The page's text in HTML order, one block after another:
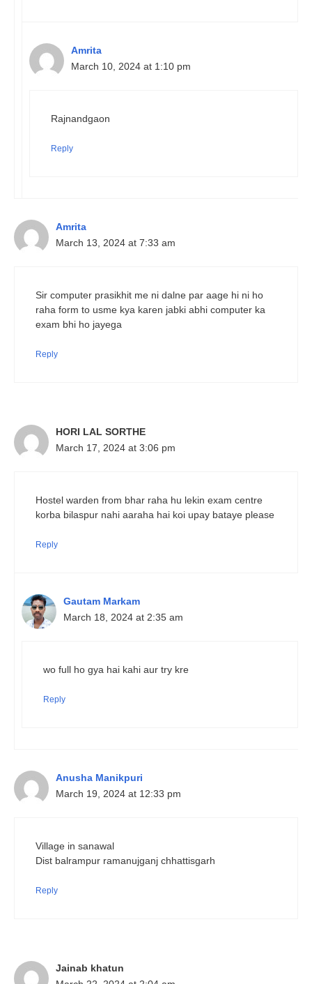
Amrita
March 10, 2024 at 1:10 pm
Rajnandgaon
Reply
Amrita
March 13, 2024 at 7:33 am
Sir computer prasikhit me ni dalne par aage hi ni ho
raha form to usme kya karen jabki abhi computer ka
exam bhi ho jayega
Reply
HORI LAL SORTHE
March 17, 2024 at 3:06 pm
Hostel warden from bhar raha hu lekin exam centre
korba bilaspur nahi aaraha hai koi upay bataye please
Reply
Gautam Markam
March 18, 2024 at 2:35 am
wo full ho gya hai kahi aur try kre
Reply
Anusha Manikpuri
March 19, 2024 at 12:33 pm
Village in sanawal
Dist balrampur ramanujganj chhattisgarh
Reply
Jainab khatun